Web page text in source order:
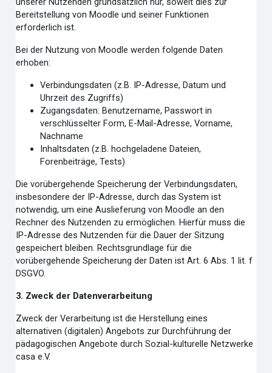
Bereitstellung von Moodle und seiner Funktionen
erforderlich ist.
Bei der Nutzung von Moodle werden folgende Daten
erhoben:
Verbindungsdaten (z.B. IP-Adresse, Datum und
Uhrzeit des Zugriffs)
Zugangsdaten: Benutzername, Passwort in
verschlüsselter Form, E-Mail-Adresse, Vorname,
Nachname
Inhaltsdaten (z.B. hochgeladene Dateien,
Forenbeiträge, Tests)
Die vorübergehende Speicherung der Verbindungsdaten,
insbesondere der IP-Adresse, durch das System ist
notwendig, um eine Auslieferung von Moodle an den
Rechner des Nutzenden zu ermöglichen. Hierfür muss die
IP-Adresse des Nutzenden für die Dauer der Sitzung
gespeichert bleiben. Rechtsgrundlage für die
vorübergehende Speicherung der Daten ist Art. 6 Abs. 1 lit. f
DSGVO.
3. Zweck der Datenverarbeitung
Zweck der Verarbeitung ist die Herstellung eines
alternativen (digitalen) Angebots zur Durchführung der
pädagogischen Angebote durch Sozial-kulturelle Netzwerke
casa e.V.